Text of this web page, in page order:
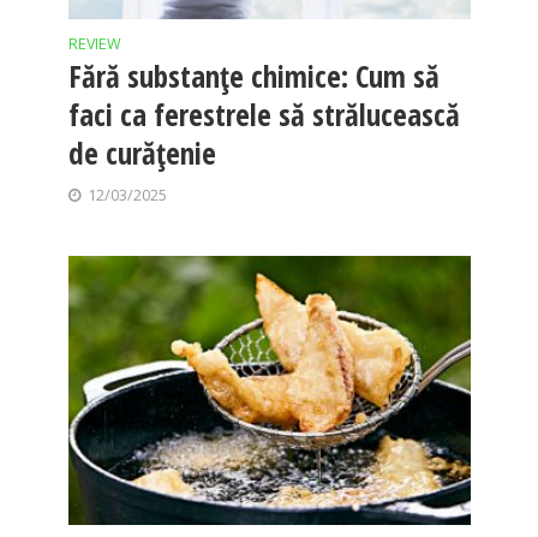
REVIEW
Fără substanțe chimice: Cum să
faci ca ferestrele să strălucească
de curățenie
12/03/2025